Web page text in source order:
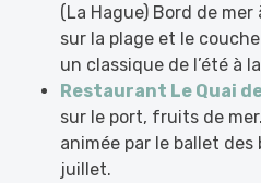
(La Hague) Bord de
sur la plage et le
un classique de l’été à
Restaurant Le Quai
sur le port, fruits de
animée par le ballet
juillet.